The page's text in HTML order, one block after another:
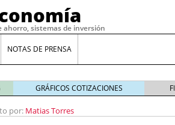
ahorro, sistemas de inversión
NOTAS DE PRENSA
GRÁFICOS COTIZACIONES
por: Matias Torres